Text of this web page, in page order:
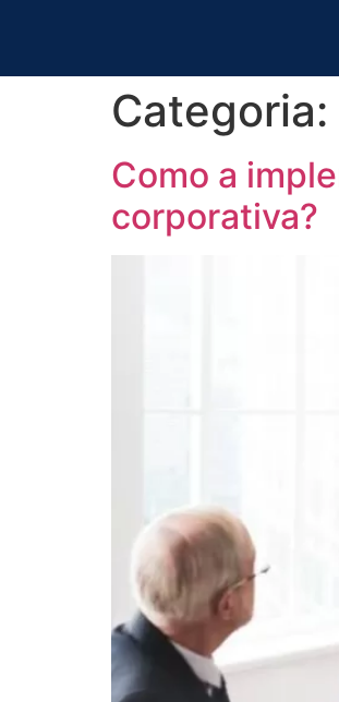
Categoria:
Como a
corporativa?